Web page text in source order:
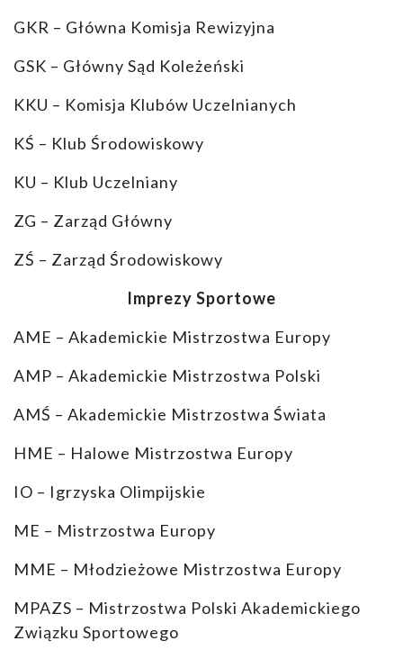
GKR – Główna Komisja Rewizyjna
GSK – Główny Sąd Koleżeński
KKU – Komisja Klubów Uczelnianych
KŚ – Klub Środowiskowy
KU – Klub Uczelniany
ZG – Zarząd Główny
ZŚ – Zarząd Środowiskowy
Imprezy Sportowe
AME – Akademickie Mistrzostwa Europy
AMP – Akademickie Mistrzostwa Polski
AMŚ – Akademickie Mistrzostwa Świata
HME – Halowe Mistrzostwa Europy
IO – Igrzyska Olimpijskie
ME – Mistrzostwa Europy
MME – Młodzieżowe Mistrzostwa Europy
MPAZS – Mistrzostwa Polski Akademickiego
Związku Sportowego